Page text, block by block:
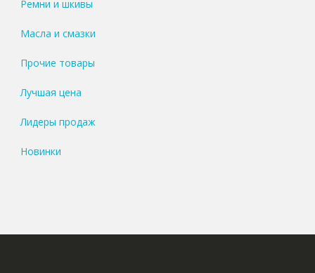
Ремни и шкивы
Масла и смазки
Прочие товары
Лучшая цена
Лидеры продаж
Новинки